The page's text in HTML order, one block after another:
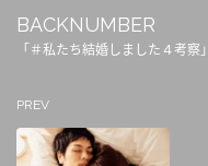
BACKNUMBER
「＃私たち結婚しました４考察
PREV